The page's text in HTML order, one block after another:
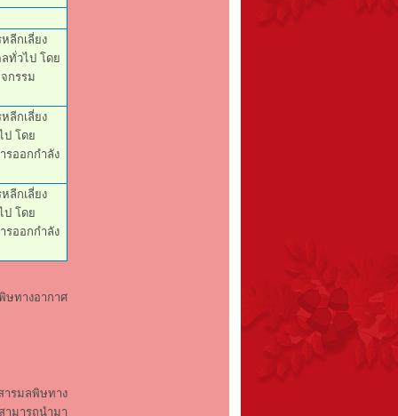
ลีกเลี่ยง
ทั่วไป โดย
กรรม
ลีกเลี่ยง
ป โดย
รออกกำลัง
ลีกเลี่ยง
ป โดย
รออกกำลัง
ทางอากาศ
รมลพิษทาง
ามารถนำมา